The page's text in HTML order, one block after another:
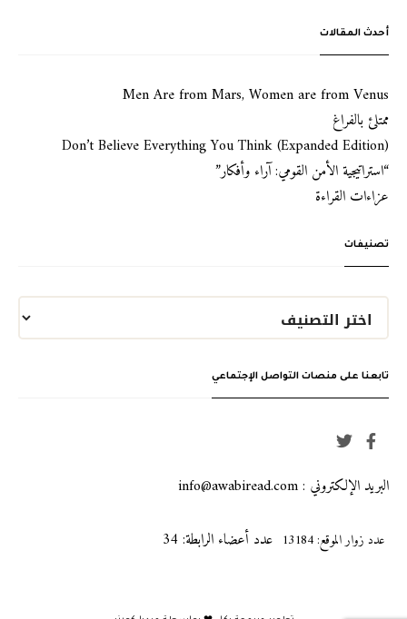
أحدث المقالات
Men Are from Mars, Women are from Venus
ممتلئ بالفراغ
Don’t Believe Everything You Think (Expanded Edition)
“استراتيجية الأمن القومي: آراء وأفكار”
عزاءات القراءة
تصنيفات
تابعنا على منصات التواصل الإجتماعي
البريد الإلكتروني : info@awabiread.com
عدد زوار الموقع: 13184 عدد أعضاء الرابطة: 34